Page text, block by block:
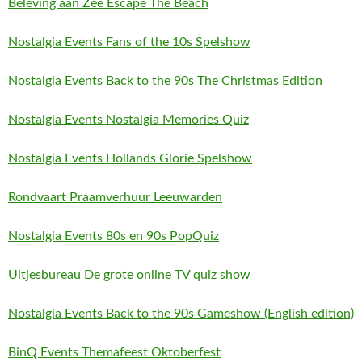
Beleving aan Zee Escape The Beach
Nostalgia Events Fans of the 10s Spelshow
Nostalgia Events Back to the 90s The Christmas Edition
Nostalgia Events Nostalgia Memories Quiz
Nostalgia Events Hollands Glorie Spelshow
Rondvaart Praamverhuur Leeuwarden
Nostalgia Events 80s en 90s PopQuiz
Uitjesbureau De grote online TV quiz show
Nostalgia Events Back to the 90s Gameshow (English edition)
BinQ Events Themafeest Oktoberfest